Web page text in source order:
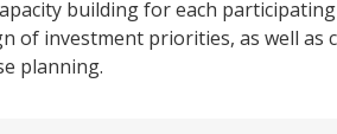
building for each
of investment priorities, as well as
planning.